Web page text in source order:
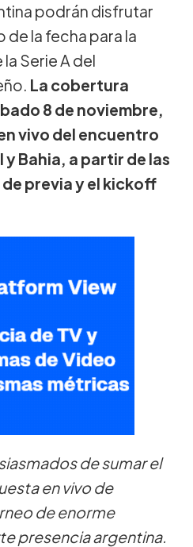
podrán disfrutar
de la fecha para la
Serie A del
La cobertura
8 de noviembre,
vivo del encuentro
Bahia, a partir de las
previa y el kickoff
de sumar el
en vivo de
de enorme
presencia argentina.